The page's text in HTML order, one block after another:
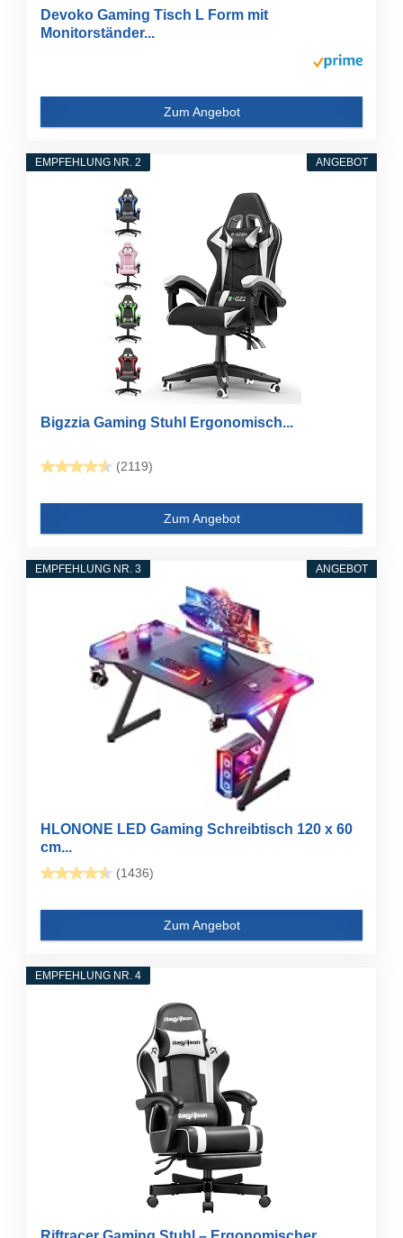
Devoko Gaming Tisch L Form mit
Monitorständer...
Zum Angebot
ANGEBOT
EMPFEHLUNG NR. 2
Bigzzia Gaming Stuhl Ergonomisch...
(2119)
Zum Angebot
ANGEBOT
EMPFEHLUNG NR. 3
HLONONE LED Gaming Schreibtisch 120 x 60
cm...
(1436)
Zum Angebot
EMPFEHLUNG NR. 4